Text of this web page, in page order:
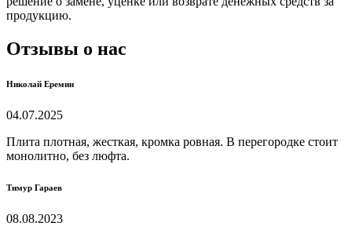
продукцию.
Отзывы о нас
Николай Еремин
04.07.2025
Плита плотная, жесткая, кромка ровная. В перегородке стоит
монолитно, без люфта.
Тимур Гараев
08.08.2023